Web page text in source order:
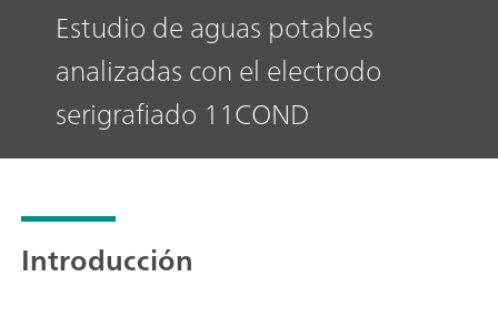
Estudio de aguas potables
analizadas con el electrodo
serigrafiado 11COND
Introducción